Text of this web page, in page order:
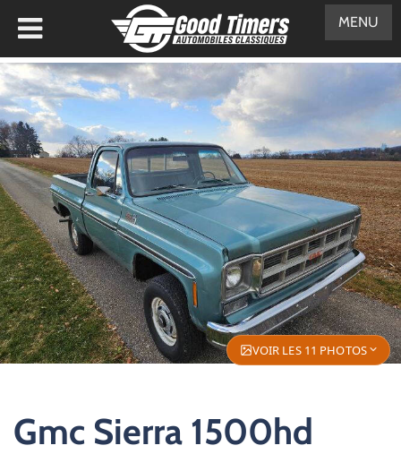
VOIR LES 11 PHOTOS
Gmc Sierra 1500hd
MENU